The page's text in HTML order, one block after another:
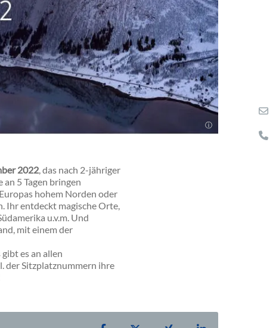
2022, das nach 2-jähriger
an 5 Tagen bringen
hohem Norden oder
Ihr entdeckt magische Orte,
u.v.m. Und
mit einem der
es an allen
der Sitzplatznummern ihre